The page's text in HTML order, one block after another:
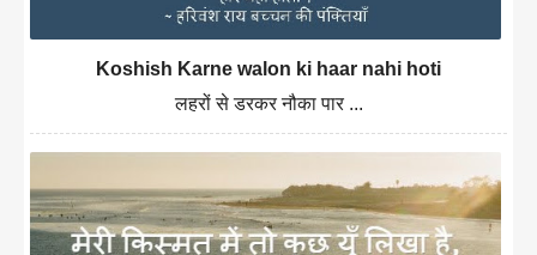
Koshish Karne walon ki haar nahi hoti
लहरों से डरकर नौका पार ...